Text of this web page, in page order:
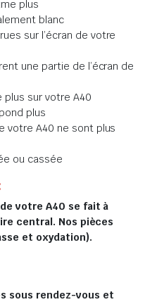
plus
blanc
sur l’écran de votre
une partie de l’écran de
plus sur votre A40
plus
votre A40 ne sont plus
ou cassée
votre A40 se fait à
central. Nos pièces
et oxydation).
sous rendez-vous et